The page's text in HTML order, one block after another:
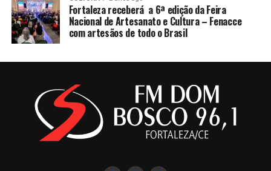
Fortaleza receberá a 6ª edição da Feira
Nacional de Artesanato e Cultura – Fenacce
com artesãos de todo o Brasil